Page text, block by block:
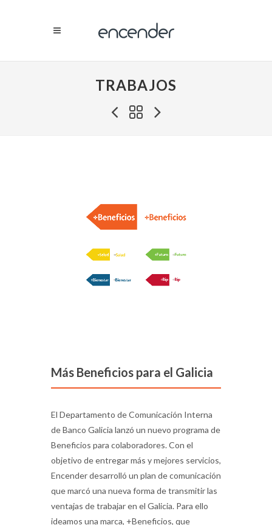
TRABAJOS
Más Beneficios para el Galicia
El Departamento de Comunicación Interna
de Banco Galicia lanzó un nuevo programa de
Beneficios para colaboradores. Con el
objetivo de entregar más y mejores servicios,
Encender desarrolló un plan de comunicación
que marcó una nueva forma de transmitir las
ventajas de trabajar en el Galicia. Para ello
ideamos una marca, +Beneficios, que